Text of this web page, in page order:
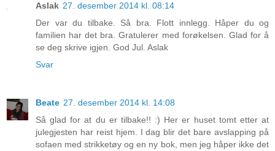
Aslak 27. desember 2014 kl. 08:14
Der var du tilbake. Så bra. Flott innlegg. Håper du og
familien har det bra. Gratulerer med forøkelsen. Glad for å
se deg skrive igjen. God Jul. Aslak
Svar
Beate 27. desember 2014 kl. 14:08
Så glad for at du er tilbake!! :) Her er huset tomt etter at
julegjesten har reist hjem. I dag blir det bare avslapping på
sofaen med strikketøy og en ny bok, men jeg håper ikke det